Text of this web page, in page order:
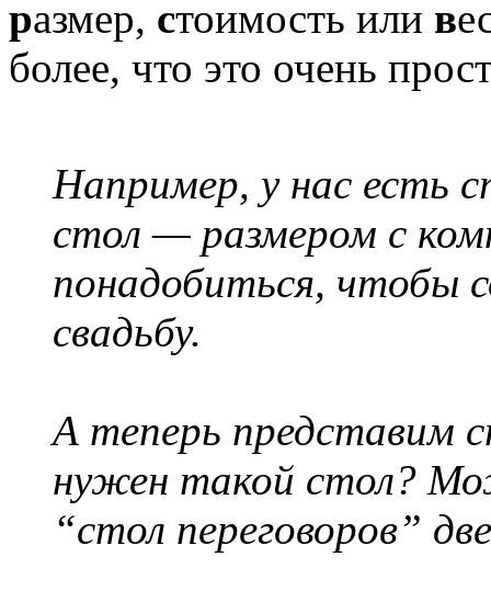
размер, стоимость или в
более, что это очень
Например, у нас есть
стол — размером с
понадобиться, чтобы
свадьбу.
А теперь представим
нужен такой стол?
“стол переговоров”